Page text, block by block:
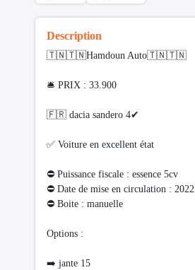
Description
🇹🇳🇹🇳Hamdoun Auto🇹🇳🇹🇳
🛎 PRIX : 33.900
🇫🇷 dacia sandero 4✔
✅ Voiture en excellent état
⛔ Puissance fiscale : essence 5cv
⛔ Date de mise en circulation : 2022
⛔ Boite : manuelle
Options :
➡️ jante 15